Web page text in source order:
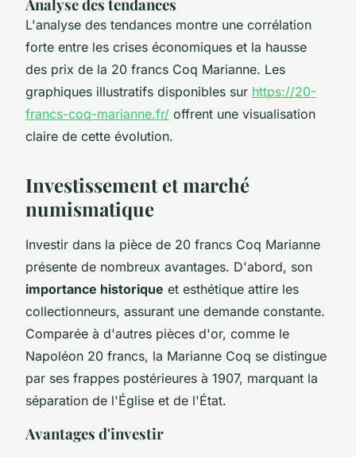
Analyse des tendances
L'analyse des tendances montre une corrélation
forte entre les crises économiques et la hausse
des prix de la 20 francs Coq Marianne. Les
graphiques illustratifs disponibles sur https://20-
francs-coq-marianne.fr/ offrent une visualisation
claire de cette évolution.
Investissement et marché
numismatique
Investir dans la pièce de 20 francs Coq Marianne
présente de nombreux avantages. D'abord, son
importance historique et esthétique attire les
collectionneurs, assurant une demande constante.
Comparée à d'autres pièces d'or, comme le
Napoléon 20 francs, la Marianne Coq se distingue
par ses frappes postérieures à 1907, marquant la
séparation de l'Église et de l'État.
Avantages d'investir